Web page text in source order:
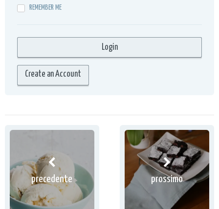
REMEMBER ME
Create an Account
precedente prossimo